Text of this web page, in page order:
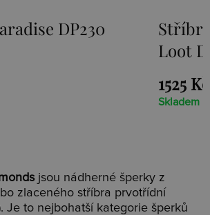
DP230
Loot
1525 Kč
Skladem
jsou nádherné šperky z
zlaceného stříbra prvotřídní
Je to nejbohatší kategorie šperků